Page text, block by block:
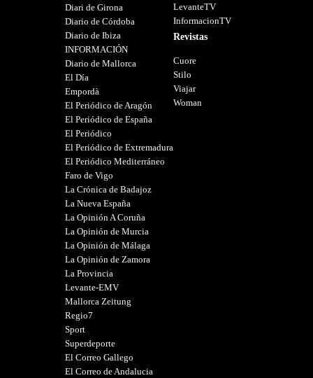
Diari de Girona
Diario de Córdoba
Diario de Ibiza
INFORMACIÓN
Diario de Mallorca
El Día
Empordà
El Periódico de Aragón
El Periódico de España
El Periódico
El Periódico de Extremadura
El Periódico Mediterráneo
Faro de Vigo
La Crónica de Badajoz
La Nueva España
La Opinión A Coruña
La Opinión de Murcia
La Opinión de Málaga
La Opinión de Zamora
La Provincia
Levante-EMV
Mallorca Zeitung
Regio7
Sport
Superdeporte
El Correo Gallego
El Correo de Andalucia
LevanteTV
InformacionTV
Revistas
Cuore
Stilo
Viajar
Woman